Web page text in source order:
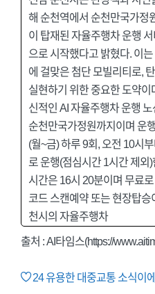
해 순천역에서 순천만국가정
이 탑재된 자율주행차 운행
으로 시작했다고 밝혔다. 이
에 걸맞은 첨단 모빌리티로,
실현하기 위한 중요한 도약이
신적인 AI 자율주행차 운행
순천만국가정원까지이며 운
(월~금) 하루 9회, 오전 10시
로 운행(점심시간 1시간 제외
시간은 16시 20분이며 무료
코드 스캔예약 또는 현장탑승
천시의 자율주행차
출처 :AI타임스(https://
24유용한 대중교통 소식이